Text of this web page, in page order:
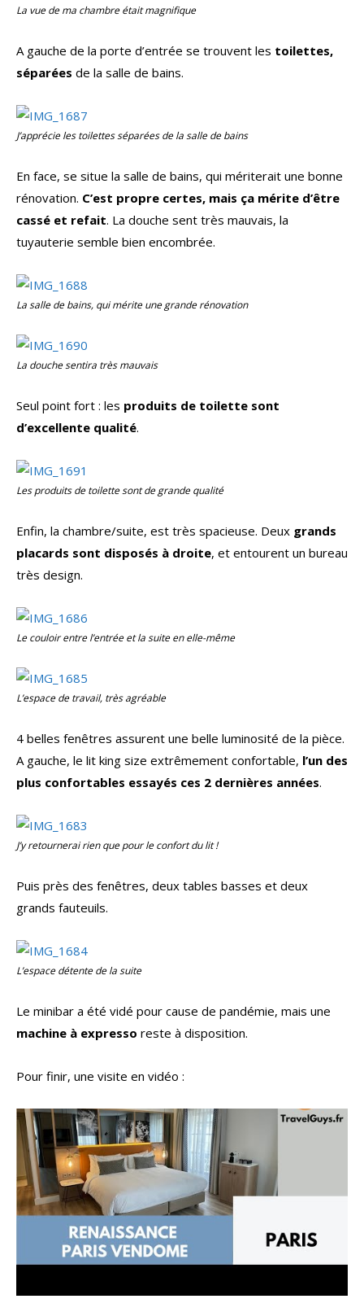
La vue de ma chambre était magnifique
A gauche de la porte d’entrée se trouvent les toilettes,
séparées de la salle de bains.
J’apprécie les toilettes séparées de la salle de bains
En face, se situe la salle de bains, qui mériterait une bonne
rénovation. C’est propre certes, mais ça mérite d’être
cassé et refait. La douche sent très mauvais, la
tuyauterie semble bien encombrée.
La salle de bains, qui mérite une grande rénovation
La douche sentira très mauvais
Seul point fort : les produits de toilette sont
d’excellente qualité.
Les produits de toilette sont de grande qualité
Enfin, la chambre/suite, est très spacieuse. Deux grands
placards sont disposés à droite, et entourent un bureau
très design.
Le couloir entre l’entrée et la suite en elle-même
L’espace de travail, très agréable
4 belles fenêtres assurent une belle luminosité de la pièce.
A gauche, le lit king size extrêmement confortable, l’un des
plus confortables essayés ces 2 dernières années.
J’y retournerai rien que pour le confort du lit !
Puis près des fenêtres, deux tables basses et deux
grands fauteuils.
L’espace détente de la suite
Le minibar a été vidé pour cause de pandémie, mais une
machine à expresso reste à disposition.
Pour finir, une visite en vidéo :